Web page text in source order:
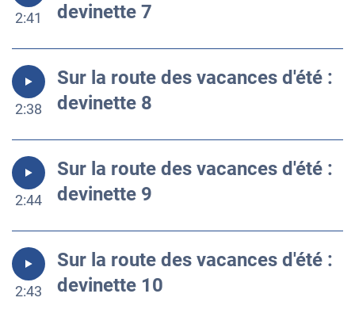
2:41
devinette 7
2:38
Sur la route des vacances d'été :
devinette 8
2:44
Sur la route des vacances d'été :
devinette 9
2:43
Sur la route des vacances d'été :
devinette 10